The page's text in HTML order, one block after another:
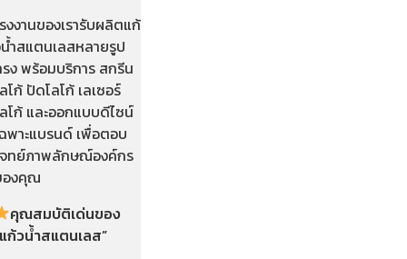
งงานของเรารับผลิตแก้
ำสแตนเลสหลายรูป
ง พร้อมบริการ สกรีน
โก้ ปัดโลโก้ เลเซอร์
โก้ และออกแบบดีไซน์
พาะแบรนด์ เพื่อตอบ
ทย์ภาพลักษณ์องค์กร
งคุณ
คุณสมบัติเด่นของ
ก้วน้ำสแตนเลส”